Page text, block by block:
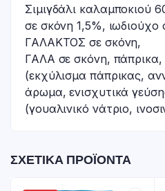
Σιμιγδάλι καλαμποκιού
σε σκόνη 1,5%, ιωδιούχο
ΓΑΛΑΚΤΟΣ σε σκόνη,
ΓΑΛΑ σε σκόνη, πάπρικα,
(εκχύλισμα πάπρικας,
άρωμα, ενισχυτικά
(γουαλινικό νάτριο,
ΣΧΕΤΙΚΆ ΠΡΟΪΌΝΤΑ